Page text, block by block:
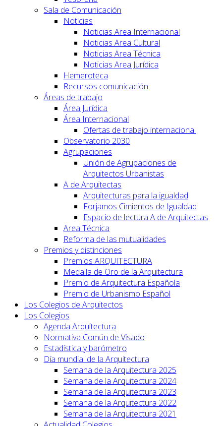
Sala de Comunicación
Noticias
Noticias Area Internacional
Noticias Area Cultural
Noticias Area Técnica
Noticias Area Jurídica
Hemeroteca
Recursos comunicación
Áreas de trabajo
Área Jurídica
Área Internacional
Ofertas de trabajo internacional
Observatorio 2030
Agrupaciones
Unión de Agrupaciones de
Arquitectos Urbanistas
A de Arquitectas
Arquitecturas para la igualdad
Forjamos Cimientos de Igualdad
Espacio de lectura A de Arquitectas
Area Técnica
Reforma de las mutualidades
Premios y distinciones
Premios ARQUITECTURA
Medalla de Oro de la Arquitectura
Premio de Arquitectura Española
Premio de Urbanismo Español
Los Colegios de Arquitectos
Los Colegios
Agenda Arquitectura
Normativa Común de Visado
Estadística y barómetro
Día mundial de la Arquitectura
Semana de la Arquitectura 2025
Semana de la Arquitectura 2024
Semana de la Arquitectura 2023
Semana de la Arquitectura 2022
Semana de la Arquitectura 2021